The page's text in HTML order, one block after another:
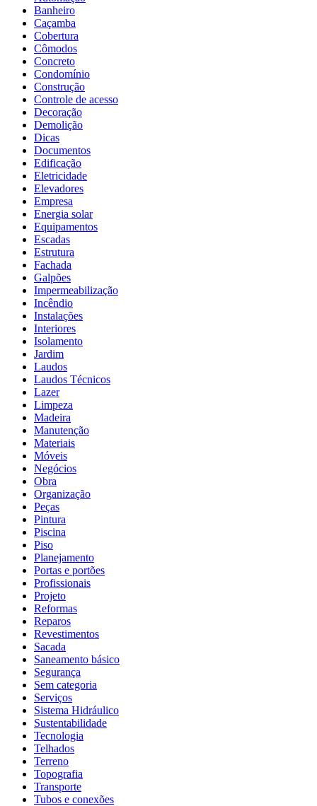
Banheiro
Caçamba
Cobertura
Cômodos
Concreto
Condomínio
Construção
Controle de acesso
Decoração
Demolição
Dicas
Documentos
Edificação
Eletricidade
Elevadores
Empresa
Energia solar
Equipamentos
Escadas
Estrutura
Fachada
Galpões
Impermeabilização
Incêndio
Instalações
Interiores
Isolamento
Jardim
Laudos
Laudos Técnicos
Lazer
Limpeza
Madeira
Manutenção
Materiais
Móveis
Negócios
Obra
Organização
Peças
Pintura
Piscina
Piso
Planejamento
Portas e portões
Profissionais
Projeto
Reformas
Reparos
Revestimentos
Sacada
Saneamento básico
Segurança
Sem categoria
Serviços
Sistema Hidráulico
Sustentabilidade
Tecnologia
Telhados
Terreno
Topografia
Transporte
Tubos e conexões